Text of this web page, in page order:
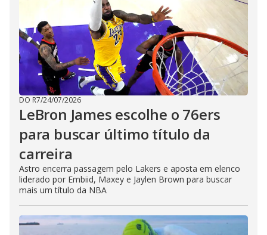
DO R7/24/07/2026
LeBron James escolhe o 76ers
para buscar último título da
carreira
Astro encerra passagem pelo Lakers e aposta em elenco
liderado por Embiid, Maxey e Jaylen Brown para buscar
mais um título da NBA